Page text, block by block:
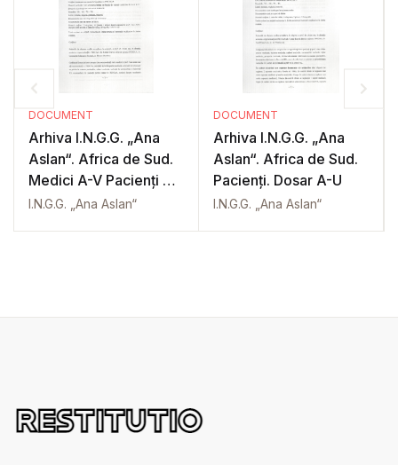
DOCUMENT
Arhiva I.N.G.G. „Ana
Aslan“. Africa de Sud.
Medici A-V Pacienți A-
W
I.N.G.G. „Ana Aslan“
DOCUMENT
Arhiva I.N.G.G. „Ana
Aslan“. Africa de Sud.
Pacienți. Dosar A-U
I.N.G.G. „Ana Aslan“